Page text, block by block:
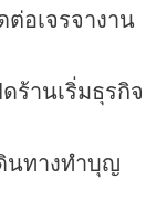
อเจรจางาน
ร้านเริ่มธุรกิจ
นทางทำบุญ